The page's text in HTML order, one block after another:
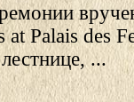
Palais des
...